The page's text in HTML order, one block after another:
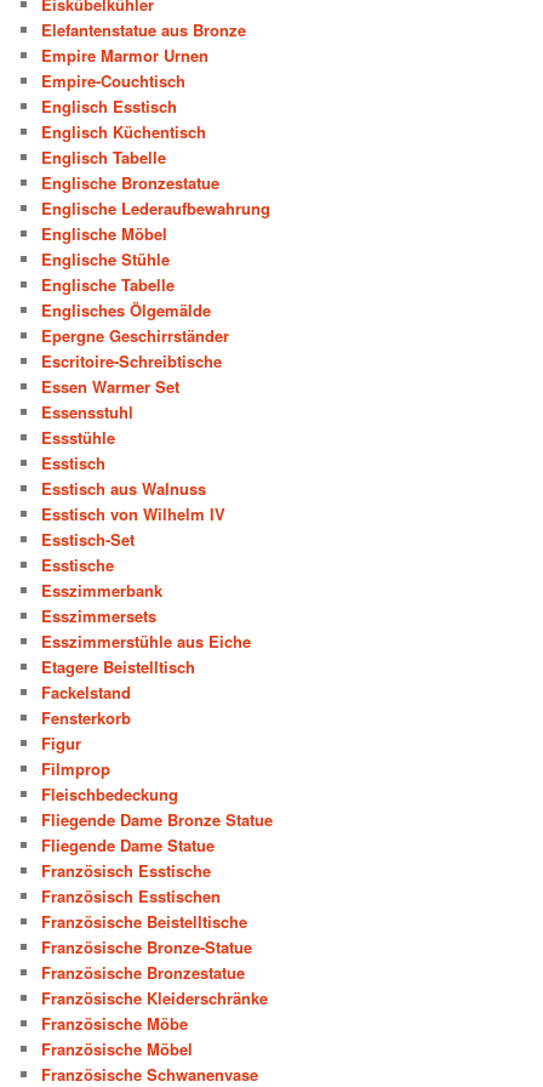
Elefantenstatue aus Bronze
Empire Marmor Urnen
Empire-Couchtisch
Englisch Esstisch
Englisch Küchentisch
Englisch Tabelle
Englische Bronzestatue
Englische Lederaufbewahrung
Englische Möbel
Englische Stühle
Englische Tabelle
Englisches Ölgemälde
Epergne Geschirrständer
Escritoire-Schreibtische
Essen Warmer Set
Essensstuhl
Essstühle
Esstisch
Esstisch aus Walnuss
Esstisch von Wilhelm IV
Esstisch-Set
Esstische
Esszimmerbank
Esszimmersets
Esszimmerstühle aus Eiche
Etagere Beistelltisch
Fackelstand
Fensterkorb
Figur
Filmprop
Fleischbedeckung
Fliegende Dame Bronze Statue
Fliegende Dame Statue
Französisch Esstische
Französisch Esstischen
Französische Beistelltische
Französische Bronze-Statue
Französische Bronzestatue
Französische Kleiderschränke
Französische Möbe
Französische Möbel
Französische Schwanenvase